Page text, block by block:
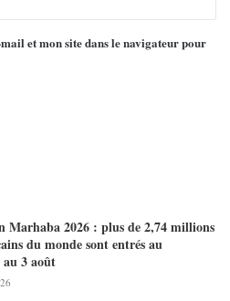
et mon site dans le navigateur pour
Marhaba 2026 : plus de 2,74 millions
du monde sont entrés au
au 3 août